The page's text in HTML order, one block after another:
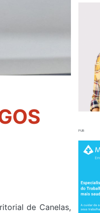
de Canelas,